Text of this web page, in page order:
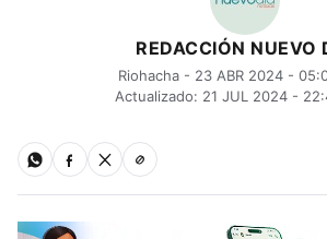
REDACCIÓN NUEVO
Riohacha - 23 ABR 2024 -
Actualizado: 21 JUL 2024 -